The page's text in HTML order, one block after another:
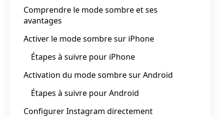
Comprendre le mode sombre et ses
avantages
Activer le mode sombre sur iPhone
Étapes à suivre pour iPhone
Activation du mode sombre sur Android
Étapes à suivre pour Android
Configurer Instagram directement